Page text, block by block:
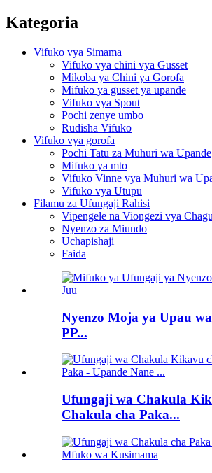
Kategoria
Vifuko vya Simama
Vifuko vya chini vya Gusset
Mikoba ya Chini ya Gorofa
Mifuko ya gusset ya upande
Vifuko vya Spout
Pochi zenye umbo
Rudisha Vifuko
Vifuko vya gorofa
Pochi Tatu za Muhuri wa Upande
Mifuko ya mto
Vifuko Vinne vya Muhuri wa
Vifuko vya Utupu
Filamu za Ufungaji Rahisi
Vipengele na Viongezi vya
Nyenzo za Miundo
Uchapishaji
Faida
Nyenzo Moja ya Upau
PP...
Ufungaji wa Chakula
Chakula cha Paka...